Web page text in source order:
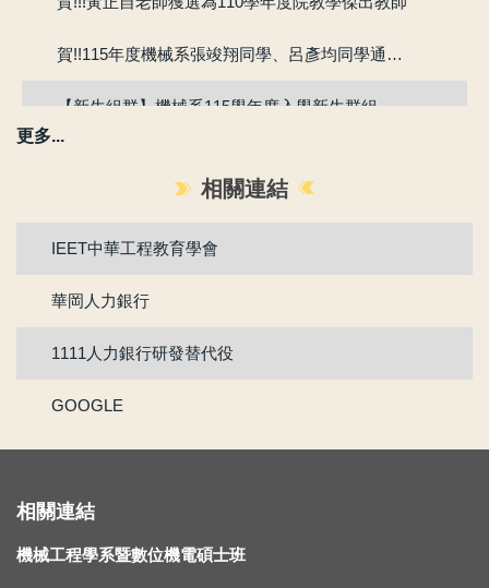
【新生組群】機械系115學年度入學新生群組。
賀!!!江沅晉老師獲選為112學年度教學傑出教師
賀!!!陳為仁老師獲選為111學年度校教學優良教師
賀!!!黃正自老師獲選為110學年度院教學傑出教師
更多...
相關連結
IEET中華工程教育學會
華岡人力銀行
1111人力銀行研發替代役
GOOGLE
相關連結
機械工程學系暨數位機電碩士班